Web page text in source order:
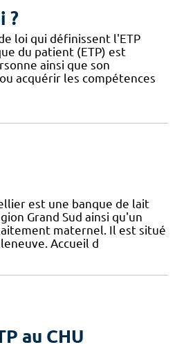
?
loi qui définissent l'ETP
du patient (ETP) est
ainsi que son
acquérir les compétences
est une banque de lait
Grand Sud ainsi qu'un
maternel. Il est situé
Accueil d
au CHU